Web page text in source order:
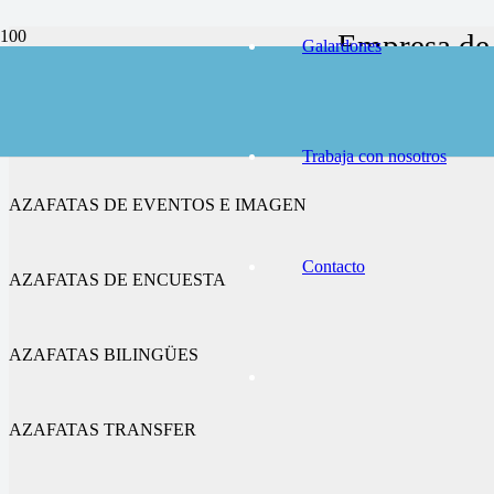
Galardones
Trabaja con nosotros
Contacto
Empresa
AZAFATAS DE EVENTOS E IMAGEN
AZAFATAS DE ENCUESTA
AZAFATAS BILINGÜES
AZAFATAS TRANSFER